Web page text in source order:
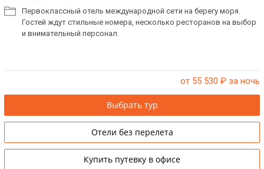
Первоклассный отель международной сети на берегу моря.
Гостей ждут стильные номера, несколько ресторанов на выбор
и внимательный персонал.
от 55 530 ₽ за ночь
Выбрать тур
Отели без перелета
Купить путевку в офисе